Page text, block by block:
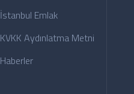
İstanbul Emlak
KVKK Aydınlatma Metni
Haberler